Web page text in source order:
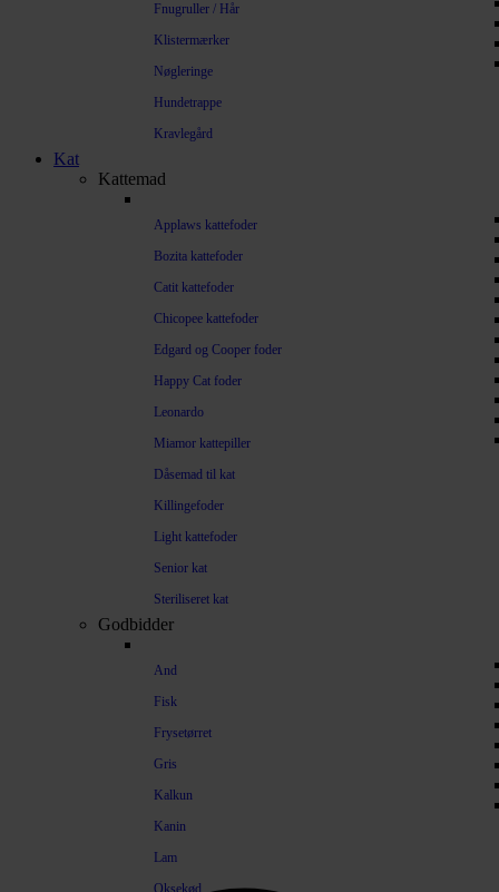
Fnugruller / Hår
Klistermærker
Nøgleringe
Hundetrappe
Kravlegård
Kat
Kattemad
Applaws kattefoder
Bozita kattefoder
Catit kattefoder
Chicopee kattefoder
Edgard og Cooper foder
Happy Cat foder
Leonardo
Miamor kattepiller
Dåsemad til kat
Killingefoder
Light kattefoder
Senior kat
Steriliseret kat
Godbidder
And
Fisk
Frysetørret
Gris
Kalkun
Kanin
Lam
Oksekød